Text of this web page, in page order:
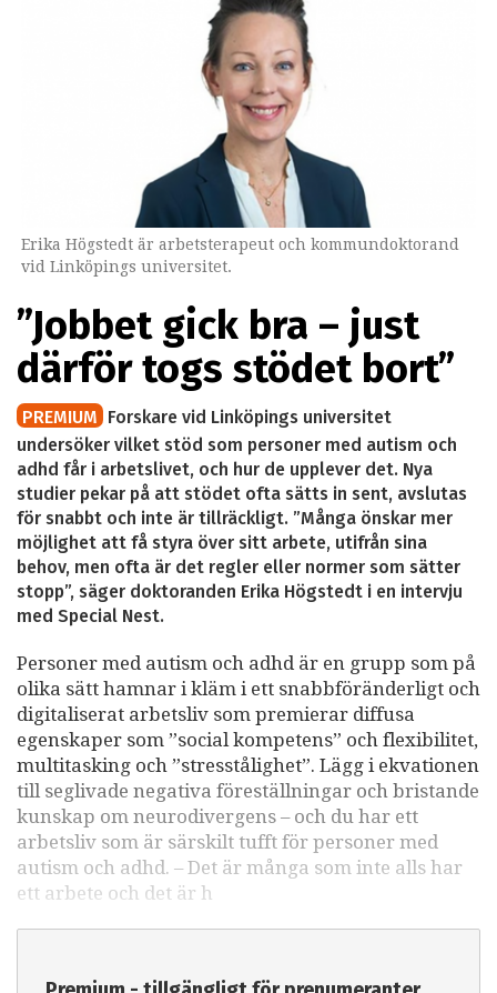
Erika Högstedt är arbetsterapeut och kommundoktorand
vid Linköpings universitet.
”Jobbet gick bra – just
därför togs stödet bort”
PREMIUM Forskare vid Linköpings universitet
undersöker vilket stöd som personer med autism och
adhd får i arbetslivet, och hur de upplever det. Nya
studier pekar på att stödet ofta sätts in sent, avslutas
för snabbt och inte är tillräckligt. ”Många önskar mer
möjlighet att få styra över sitt arbete, utifrån sina
behov, men ofta är det regler eller normer som sätter
stopp”, säger doktoranden Erika Högstedt i en intervju
med Special Nest.
Personer med autism och adhd är en grupp som på
olika sätt hamnar i kläm i ett snabbföränderligt och
digitaliserat arbetsliv som premierar diffusa
egenskaper som ”social kompetens” och flexibilitet,
multitasking och ”stresstålighet”. Lägg i ekvationen
till seglivade negativa föreställningar och bristande
kunskap om neurodivergens – och du har ett
arbetsliv som är särskilt tufft för personer med
autism och adhd. – Det är många som inte alls har
ett arbete och det är h